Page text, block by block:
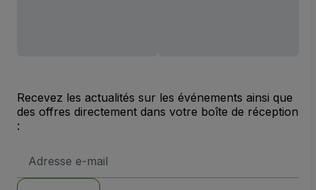
Recevez les actualités sur les événements ainsi que
des offres directement dans votre boîte de réception
:
e-